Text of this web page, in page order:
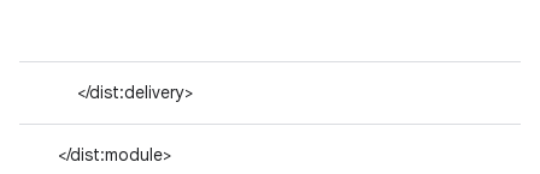
</dist:delivery>
</dist:module>